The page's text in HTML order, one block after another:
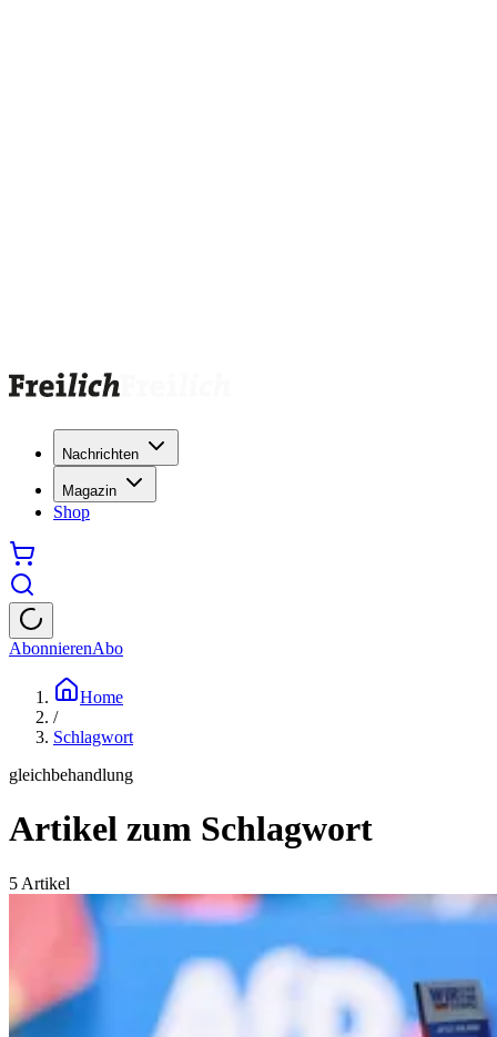
Nachrichten
Magazin
Shop
AbonnierenAbo
Home
/
Schlagwort
gleichbehandlung
Artikel zum Schlagwort
5 Artikel